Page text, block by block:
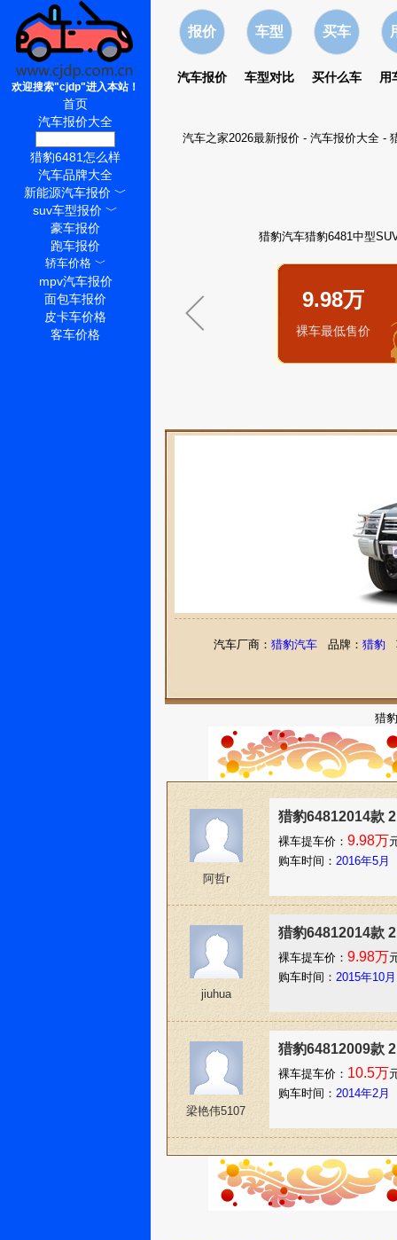
报价
汽车报价
车型
车型对比
买车
买什么车 用
汽车之家2026最新报价- 汽车报价大全-
猎豹汽车猎豹6481中型
9.98万
裸车最低售价
汽车厂商： 猎豹汽车 品牌： 猎豹
猎
阿哲r
猎豹64812014款
裸车提车价： 9.98万
购车时间： 2016年5月
jiuhua
猎豹64812014款
裸车提车价： 9.98万
购车时间： 2015年10月
梁艳伟5107
猎豹64812009款
裸车提车价： 10.5万
购车时间： 2014年2月
欢迎搜索"cjdp"进入本站！
首页
汽车报价大全
猎豹6481怎么样
汽车品牌大全
新能源汽车报价 ﹀
suv车型报价 ﹀
豪车报价
跑车报价
轿车价格﹀
mpv汽车报价
面包车报价
皮卡车价格
客车价格